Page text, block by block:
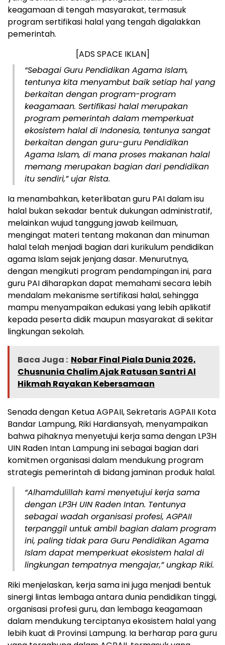
keagamaan di tengah masyarakat, termasuk
program sertifikasi halal yang tengah digalakkan
pemerintah.
[ADS SPACE IKLAN]
“Sebagai Guru Pendidikan Agama Islam,
tentunya kita menyambut baik setiap hal yang
berkaitan dengan program-program
keagamaan. Sertifikasi halal merupakan
program pemerintah dalam memperkuat
ekosistem halal di Indonesia, tentunya sangat
berkaitan dengan guru-guru Pendidikan
Agama Islam, di mana proses makanan halal
memang merupakan bagian dari pendidikan
itu sendiri,” ujar Rista.
Ia menambahkan, keterlibatan guru PAI dalam isu
halal bukan sekadar bentuk dukungan administratif,
melainkan wujud tanggung jawab keilmuan,
mengingat materi tentang makanan dan minuman
halal telah menjadi bagian dari kurikulum pendidikan
agama Islam sejak jenjang dasar. Menurutnya,
dengan mengikuti program pendampingan ini, para
guru PAI diharapkan dapat memahami secara lebih
mendalam mekanisme sertifikasi halal, sehingga
mampu menyampaikan edukasi yang lebih aplikatif
kepada peserta didik maupun masyarakat di sekitar
lingkungan sekolah.
Baca Juga : Nobar Final Piala Dunia 2026,
Chusnunia Chalim Ajak Ratusan Santri Al
Hikmah Rayakan Kebersamaan
Senada dengan Ketua AGPAII, Sekretaris AGPAII Kota
Bandar Lampung, Riki Hardiansyah, menyampaikan
bahwa pihaknya menyetujui kerja sama dengan LP3H
UIN Raden Intan Lampung ini sebagai bagian dari
komitmen organisasi dalam mendukung program
strategis pemerintah di bidang jaminan produk halal.
“Alhamdulillah kami menyetujui kerja sama
dengan LP3H UIN Raden Intan. Tentunya
sebagai wadah organisasi profesi, AGPAII
terpanggil untuk ambil bagian dalam program
ini, paling tidak para Guru Pendidikan Agama
Islam dapat memperkuat ekosistem halal di
lingkungan tempatnya mengajar,” ungkap Riki.
Riki menjelaskan, kerja sama ini juga menjadi bentuk
sinergi lintas lembaga antara dunia pendidikan tinggi,
organisasi profesi guru, dan lembaga keagamaan
dalam mendukung terciptanya ekosistem halal yang
lebih kuat di Provinsi Lampung. Ia berharap para guru